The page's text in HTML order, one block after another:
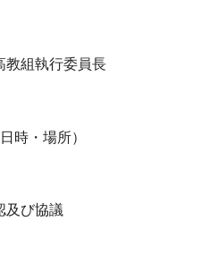
教組執行委員長
時・場所）
及び協議